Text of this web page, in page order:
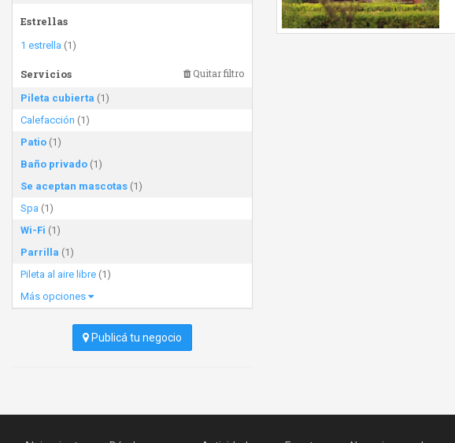
Estrellas
1 estrella (1)
Servicios Quitar filtro
Pileta cubierta (1)
Calefacción (1)
Patio (1)
Baño privado (1)
Se aceptan mascotas (1)
Spa (1)
Wi-Fi (1)
Parrilla (1)
Pileta al aire libre (1)
Más opciones
Publicá tu negocio